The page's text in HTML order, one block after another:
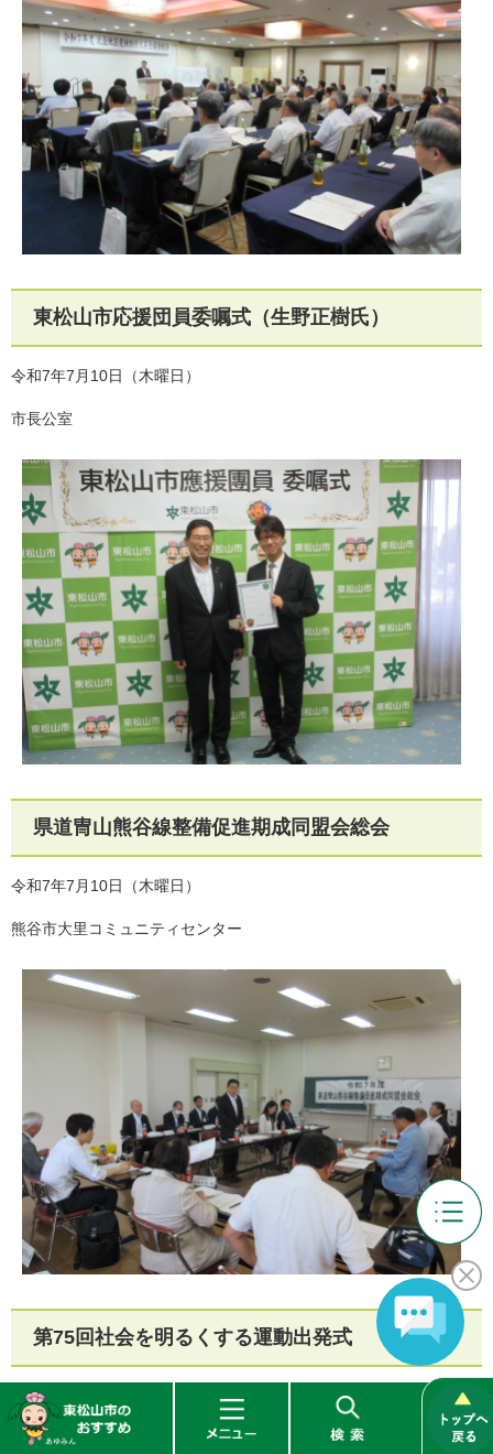
松
市
長
の
部
屋
メ
ニ
ュ
東松山市応援団員委嘱式（生野正樹氏）
令和7年7月10日（木曜日）
市長公室
県道冑山熊谷線整備促進期成同盟会総会
令和7年7月10日（木曜日）
熊谷市大里コミュニティセンター
第75回社会を明るくする運動出発式
令和7年7月8日（火曜日）
東松山市総合会館